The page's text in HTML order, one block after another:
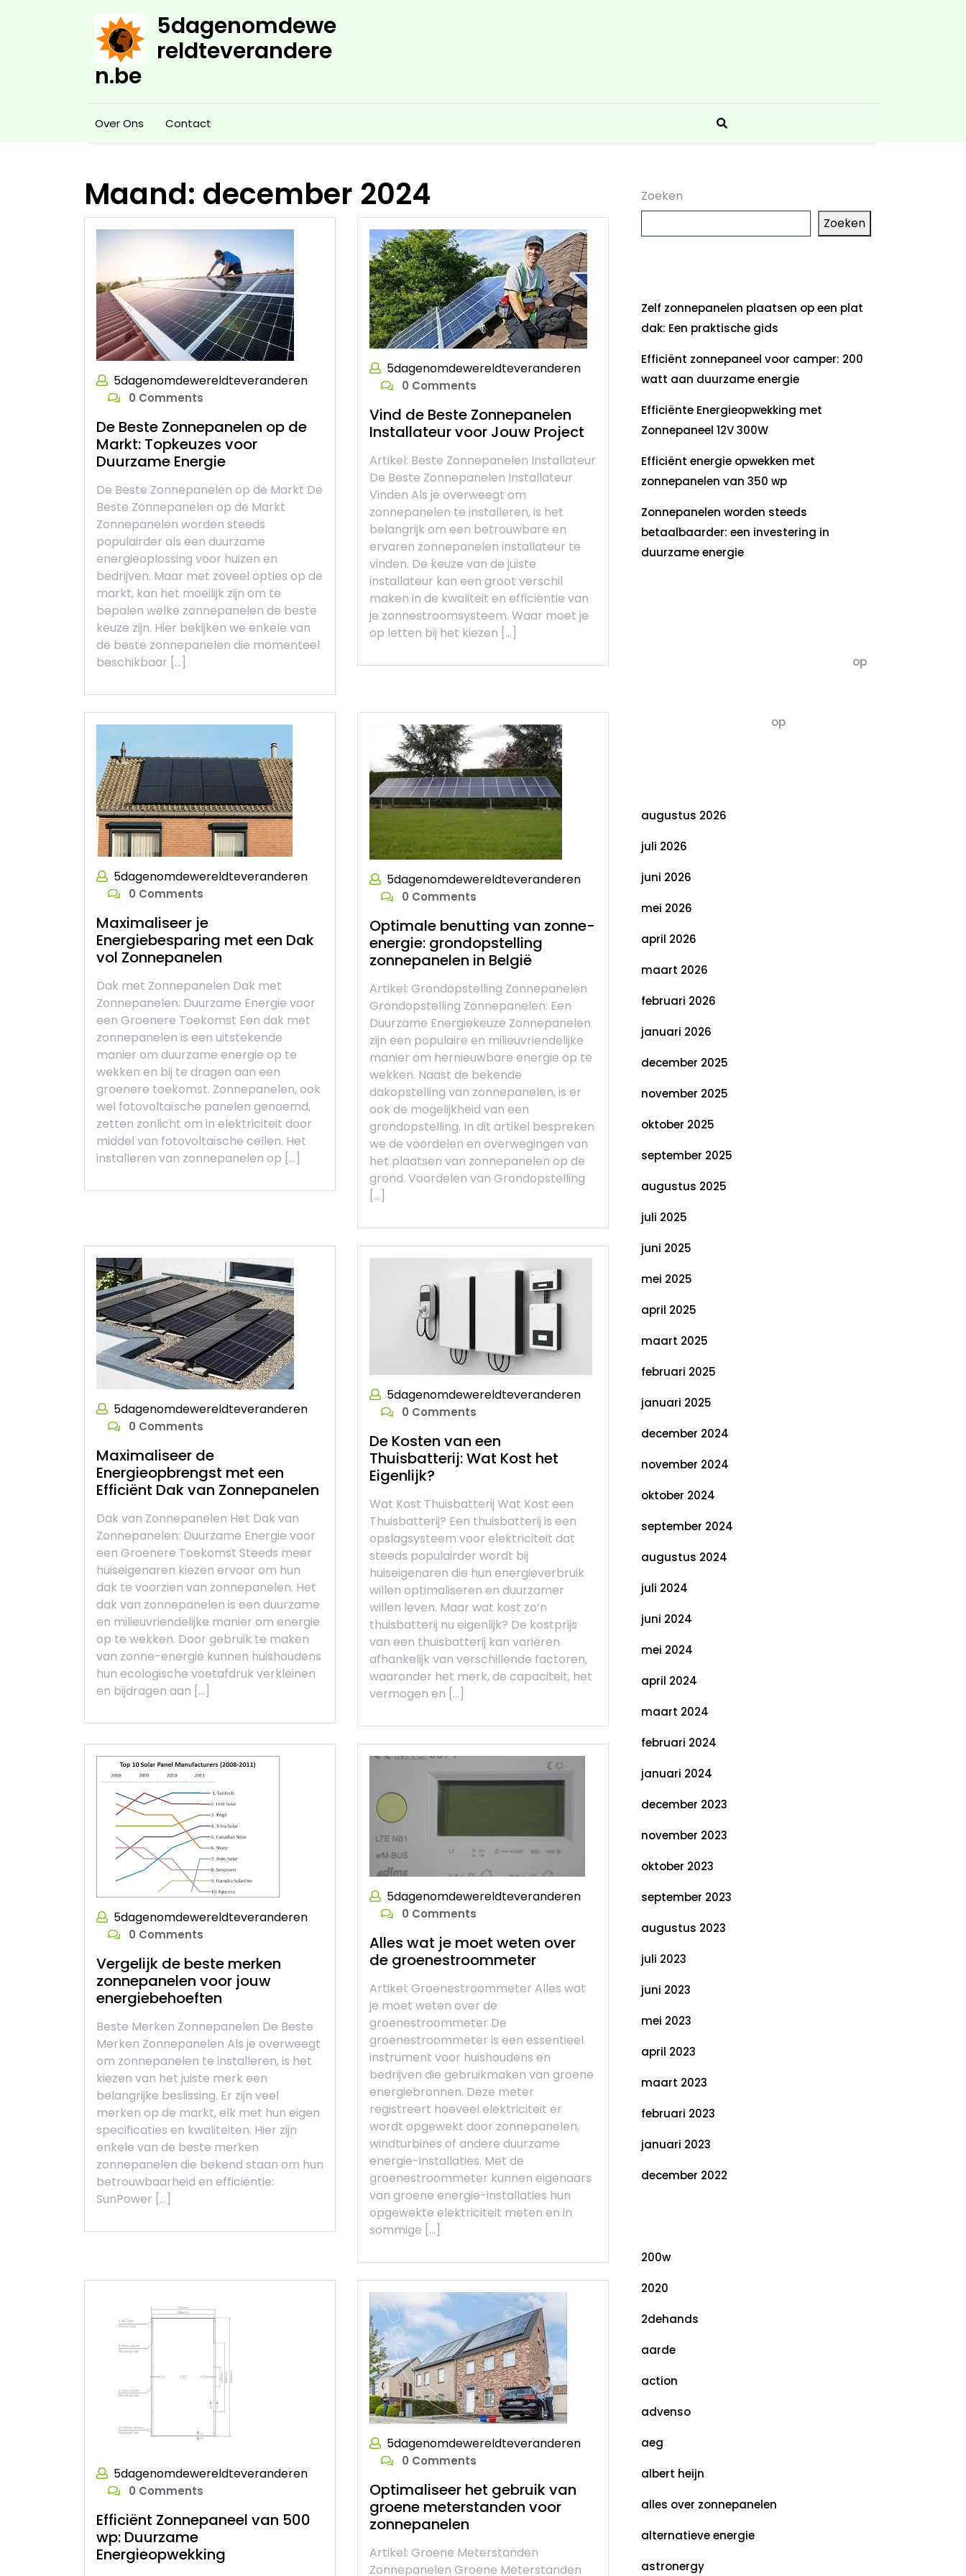
5dagenomdewe
reldteverandere
n.be
Over Ons Contact
Maand: december 2024
5dagenomdewereldteveranderen
0 Comments
De Beste Zonnepanelen op de
Markt: Topkeuzes voor
Duurzame Energie
De Beste Zonnepanelen op de Markt De
Beste Zonnepanelen op de Markt
Zonnepanelen worden steeds
populairder als een duurzame
energieoplossing voor huizen en
bedrijven. Maar met zoveel opties op de
markt, kan het moeilijk zijn om te
bepalen welke zonnepanelen de beste
keuze zijn. Hier bekijken we enkele van
de beste zonnepanelen die momenteel
beschikbaar […]
5dagenomdewereldteveranderen
0 Comments
Vind de Beste Zonnepanelen
Installateur voor Jouw Project
Artikel: Beste Zonnepanelen Installateur
De Beste Zonnepanelen Installateur
Vinden Als je overweegt om
zonnepanelen te installeren, is het
belangrijk om een betrouwbare en
ervaren zonnepanelen installateur te
vinden. De keuze van de juiste
installateur kan een groot verschil
maken in de kwaliteit en efficiëntie van
je zonnestroomsysteem. Waar moet je
op letten bij het kiezen […]
5dagenomdewereldteveranderen
0 Comments
Maximaliseer je
Energiebesparing met een Dak
vol Zonnepanelen
Dak met Zonnepanelen Dak met
Zonnepanelen: Duurzame Energie voor
een Groenere Toekomst Een dak met
zonnepanelen is een uitstekende
manier om duurzame energie op te
wekken en bij te dragen aan een
groenere toekomst. Zonnepanelen, ook
wel fotovoltaïsche panelen genoemd,
zetten zonlicht om in elektriciteit door
middel van fotovoltaïsche cellen. Het
installeren van zonnepanelen op […]
5dagenomdewereldteveranderen
0 Comments
Optimale benutting van zonne-
energie: grondopstelling
zonnepanelen in België
Artikel: Grondopstelling Zonnepanelen
Grondopstelling Zonnepanelen: Een
Duurzame Energiekeuze Zonnepanelen
zijn een populaire en milieuvriendelijke
manier om hernieuwbare energie op te
wekken. Naast de bekende
dakopstelling van zonnepanelen, is er
ook de mogelijkheid van een
grondopstelling. In dit artikel bespreken
we de voordelen en overwegingen van
het plaatsen van zonnepanelen op de
grond. Voordelen van Grondopstelling
[…]
5dagenomdewereldteveranderen
0 Comments
Maximaliseer de
Energieopbrengst met een
Efficiënt Dak van Zonnepanelen
Dak van Zonnepanelen Het Dak van
Zonnepanelen: Duurzame Energie voor
een Groenere Toekomst Steeds meer
huiseigenaren kiezen ervoor om hun
dak te voorzien van zonnepanelen. Het
dak van zonnepanelen is een duurzame
en milieuvriendelijke manier om energie
op te wekken. Door gebruik te maken
van zonne-energie kunnen huishoudens
hun ecologische voetafdruk verkleinen
en bijdragen aan […]
5dagenomdewereldteveranderen
0 Comments
De Kosten van een
Thuisbatterij: Wat Kost het
Eigenlijk?
Wat Kost Thuisbatterij Wat Kost een
Thuisbatterij? Een thuisbatterij is een
opslagsysteem voor elektriciteit dat
steeds populairder wordt bij
huiseigenaren die hun energieverbruik
willen optimaliseren en duurzamer
willen leven. Maar wat kost zo’n
thuisbatterij nu eigenlijk? De kostprijs
van een thuisbatterij kan variëren
afhankelijk van verschillende factoren,
waaronder het merk, de capaciteit, het
vermogen en […]
5dagenomdewereldteveranderen
0 Comments
Vergelijk de beste merken
zonnepanelen voor jouw
energiebehoeften
Beste Merken Zonnepanelen De Beste
Merken Zonnepanelen Als je overweegt
om zonnepanelen te installeren, is het
kiezen van het juiste merk een
belangrijke beslissing. Er zijn veel
merken op de markt, elk met hun eigen
specificaties en kwaliteiten. Hier zijn
enkele van de beste merken
zonnepanelen die bekend staan om hun
betrouwbaarheid en efficiëntie:
SunPower […]
5dagenomdewereldteveranderen
0 Comments
Alles wat je moet weten over
de groenestroommeter
Artikel: Groenestroommeter Alles wat
je moet weten over de
groenestroommeter De
groenestroommeter is een essentieel
instrument voor huishoudens en
bedrijven die gebruikmaken van groene
energiebronnen. Deze meter
registreert hoeveel elektriciteit er
wordt opgewekt door zonnepanelen,
windturbines of andere duurzame
energie-installaties. Met de
groenestroommeter kunnen eigenaars
van groene energie-installaties hun
opgewekte elektriciteit meten en in
sommige […]
5dagenomdewereldteveranderen
0 Comments
Efficiënt Zonnepaneel van 500
wp: Duurzame
Energieopwekking
5dagenomdewereldteveranderen
0 Comments
Optimaliseer het gebruik van
groene meterstanden voor
zonnepanelen
Artikel: Groene Meterstanden
Zonnepanelen Groene Meterstanden
Zoeken
Zoeken
Zelf zonnepanelen plaatsen op een plat
dak: Een praktische gids
Efficiënt zonnepaneel voor camper: 200
watt aan duurzame energie
Efficiënte Energieopwekking met
Zonnepaneel 12V 300W
Efficiënt energie opwekken met
zonnepanelen van 350 wp
Zonnepanelen worden steeds
betaalbaarder: een investering in
duurzame energie
op
op
augustus 2026
juli 2026
juni 2026
mei 2026
april 2026
maart 2026
februari 2026
januari 2026
december 2025
november 2025
oktober 2025
september 2025
augustus 2025
juli 2025
juni 2025
mei 2025
april 2025
maart 2025
februari 2025
januari 2025
december 2024
november 2024
oktober 2024
september 2024
augustus 2024
juli 2024
juni 2024
mei 2024
april 2024
maart 2024
februari 2024
januari 2024
december 2023
november 2023
oktober 2023
september 2023
augustus 2023
juli 2023
juni 2023
mei 2023
april 2023
maart 2023
februari 2023
januari 2023
december 2022
200w
2020
2dehands
aarde
action
advenso
aeg
albert heijn
alles over zonnepanelen
alternatieve energie
astronergy